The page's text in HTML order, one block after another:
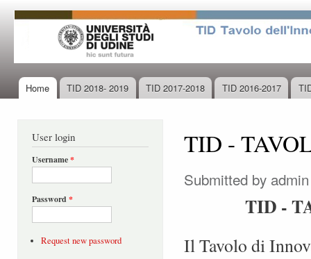
Main menu
Home TID 2018- 2019 TID 2017-2018 TID 2016-2017
User login
Username*
Password *
Request new password
TID -
Submitted by admin
TID -
Il Tavolo di